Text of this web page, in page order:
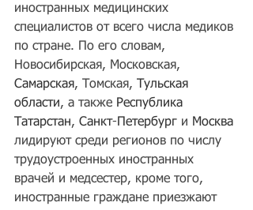
иностранных медицинских
специалистов от всего числа медиков
по стране. По его словам,
Новосибирская, Московская,
Самарская, Томская,
Тульская
области, а также Республика
Татарстан, Санкт-Петербург и Москва
лидируют среди регионов по числу
трудоустроенных иностранных
врачей и медсестер, кроме того,
иностранные граждане приезжают